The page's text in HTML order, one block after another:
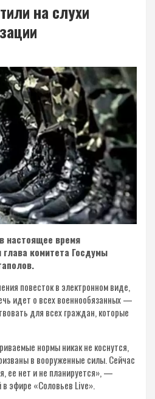
на слухи
настоящее время
комитета Госдумы
повесток в электронном виде,
идет о всех военнообязанных —
для всех граждан, которые
нормы никак не коснутся,
в вооруженные силы. Сейчас
ее нет и не планируется», —
эфире «Соловьев Live».